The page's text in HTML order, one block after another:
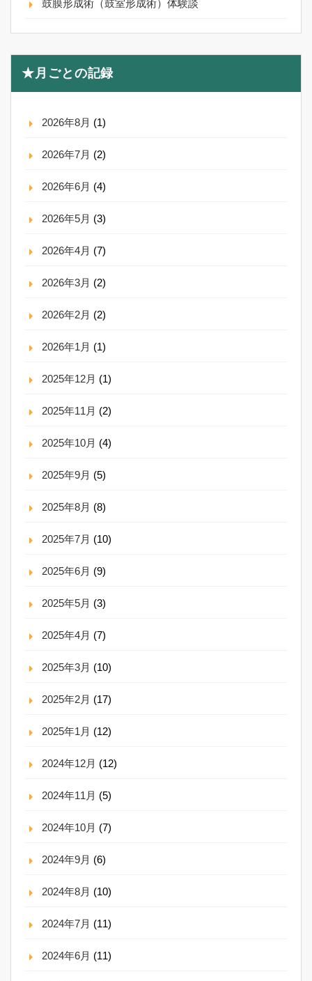
鼓膜形成術（鼓室形成術）体験談
★月ごとの記録
2026年8月 (1)
2026年7月 (2)
2026年6月 (4)
2026年5月 (3)
2026年4月 (7)
2026年3月 (2)
2026年2月 (2)
2026年1月 (1)
2025年12月 (1)
2025年11月 (2)
2025年10月 (4)
2025年9月 (5)
2025年8月 (8)
2025年7月 (10)
2025年6月 (9)
2025年5月 (3)
2025年4月 (7)
2025年3月 (10)
2025年2月 (17)
2025年1月 (12)
2024年12月 (12)
2024年11月 (5)
2024年10月 (7)
2024年9月 (6)
2024年8月 (10)
2024年7月 (11)
2024年6月 (11)